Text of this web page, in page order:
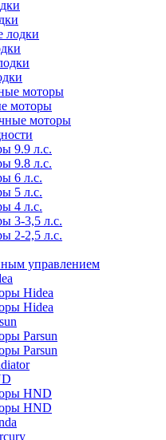
лодки
моторы
моторы
моторы
9.9 л.с.
9.8 л.с.
6 л.с.
5 л.с.
4 л.с.
3-3,5 л.с.
2-2,5 л.с.
управлением
Hidea
Hidea
Parsun
Parsun
HND
HND